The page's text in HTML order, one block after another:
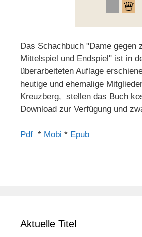
Das Schachbuch "Dame gegen
Mittelspiel und Endspiel" ist in
überarbeiteten Auflage
heutige und ehemalige
Kreuzberg, stellen das Buch
Download zur Verfügung und
Pdf * Mobi * Epub
Aktuelle Titel